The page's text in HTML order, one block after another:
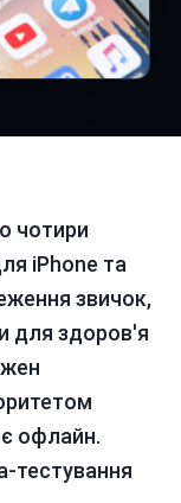
чотири
iPhone та
звичок,
для здоров'я
офлайн.
тестування